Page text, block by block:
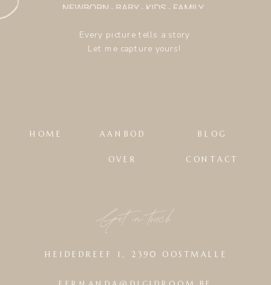
HEIDEDREEF 1, 2390 OOSTMALLE
Get in touch
CONTACT
OVER
BLOG
AANBOD
HOME
Every picture tells a story
Let me capture yours!